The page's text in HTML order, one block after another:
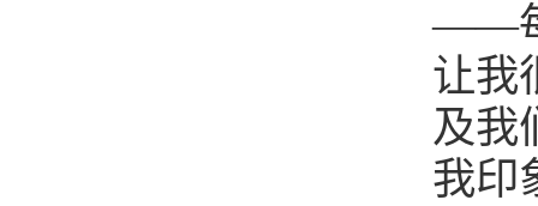
——
让我
及我
我印